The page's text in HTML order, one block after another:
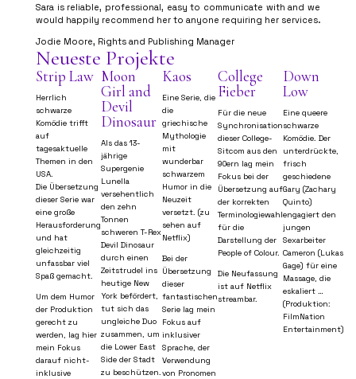
Sara is reliable, professional, easy to communicate with and we
would happily recommend her to anyone requiring her services.
Jodie Moore, Rights and Publishing Manager
Neueste Projekte
Strip Law
Herrlich
schwarze
Komödie trifft
auf
tagesaktuelle
Themen in den
USA.
Die Übersetzung
dieser Serie war
eine große
Herausforderung
und hat
gleichzeitig
unfassbar viel
Spaß gemacht.
Um dem Humor
der Produktion
gerecht zu
werden, lag hier
mein Fokus
darauf nicht-
inklusive
Moon
Girl and
Devil
Dinosaur
Als das 13-
jährige
Supergenie
Lunella
versehentlich
den zehn
Tonnen
schweren T-Rex
Devil Dinosaur
durch einen
Zeitstrudel ins
heutige New
York befördert,
tut sich das
ungleiche Duo
zusammen, um
die Lower East
Side der Stadt
zu beschützen.
Kaos
Eine Serie, die
die
griechische
Mythologie
mit
wunderbar
schwarzem
Humor in die
Neuzeit
versetzt. (zu
sehen auf
Netflix)
Bei der
Übersetzung
dieser
fantastischen
Serie lag mein
Fokus auf
inklusiver
Sprache, der
Verwendung
von Pronomen
College
Fieber
Für die neue
Synchronisation
dieser College-
Sitcom aus den
90ern lag mein
Fokus bei der
Übersetzung auf
der korrekten
Terminologiewahl
für die
Darstellung der
People of Colour.
Die Neufassung
ist auf Netflix
streambar.
Down
Low
Eine queere
schwarze
Komödie. Der
unterdrückte,
frisch
geschiedene
Gary (Zachary
Quinto)
engagiert den
jungen
Sexarbeiter
Cameron (Lukas
Gage) für eine
Massage, die
eskaliert …
(Produktion:
FilmNation
Entertainment)